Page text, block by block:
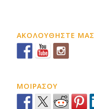
ΑΚΟΛΟΥΘΗΣΤΕ ΜΑΣ
ΜΟΙΡΑΣΟΥ